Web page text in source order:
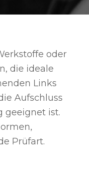
oder
die ideale
Links
Aufschluss
geeignet ist.
Prüfart.